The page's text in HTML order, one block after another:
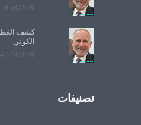
6/6/2026 4:24:58 PM
كشف
الكوني
5/10/2026 3:17:54 PM
تصنيفات